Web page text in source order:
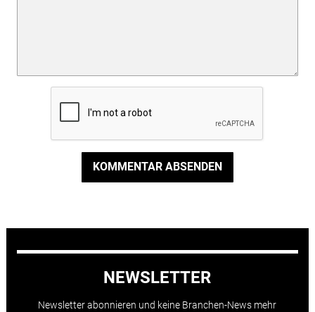
KOMMENTAR ABSENDEN
NEWSLETTER
Newsletter abonnieren und keine Branchen-News mehr